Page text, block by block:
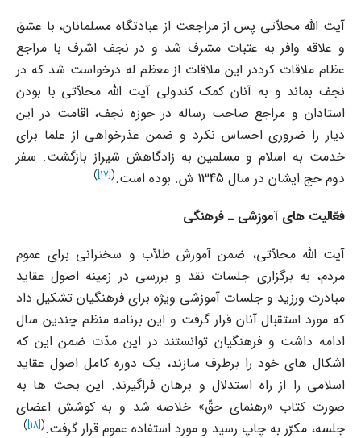
آیت الله محلاّتى پس از مراجعت از عبادتگاه مسلمانان، با عشق
و علاقه وافر به عتبات مشرف شد و در نجف اشرف با مراجع
عظام ملاقات کرددر این ملاقات از معظم له درخواست شد که در
نجف بماند و به آنان کمک کندولى آیت الله محلاّتى با بودن
استادان و مراجع صاحب رساله در حوزه نجف، اقامت در این
دیار را ضرورى احساس نکرد و ضمن عذرخواهى از علما براى
خدمت به اسلام و مسلمین به زادگاهش شیراز بازگشت. سفر
دوم حج ایشان در سال 1345 ش. بوده است.
(
[17]
)
فعّالیت هاى آموزشى ـ فرهنگى
آیت الله محلاّتى، ضمن آموزش طلاّب و سخنرانى براى عموم
مردم، به برگزارى جلسات نقد و بررسى در زمینه اصول عقاید
مبادرت ورزید و جلسات آموزشى ویژه براى فرهنگیان تشکیل داد
که مورد استقبال آنان قرار گرفت و این برنامه منظم چندین سال
ادامه داشت و فرهنگیان توانستند در این مدّت ضمن این که
اشکال هاى خود را برطرف سازند، یک دوره کامل اصول عقاید
اسلامى را از راه استدلال و برهان فراگیرند. این بحث ها به
صورت کتاب «رهنماى حقّ» خلاصه شد و به کوشش اعضاى
جلسه، مکرّر به چاپ رسید و مورد استفاده عموم قرار گرفت.(
[18]
)